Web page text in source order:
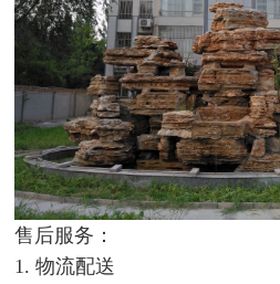
售后服务：
1. 物流配送